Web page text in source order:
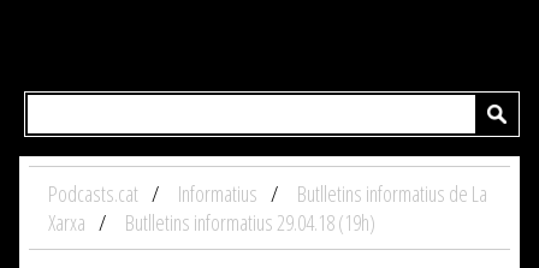
Podcasts.cat Informatius
Butlletins informatius de La
Xarxa
Butlletins informatius 29.04.18 (19h)